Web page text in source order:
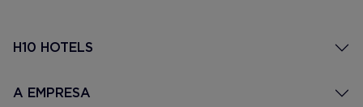
H10 HOTELS
A EMPRESA